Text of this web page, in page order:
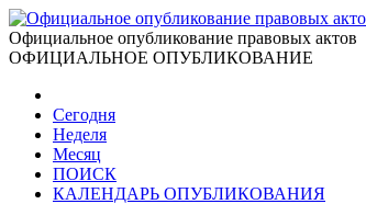
Официальное опубликование правовых актов
ОФИЦИАЛЬНОЕ ОПУБЛИКОВАНИЕ
Сегодня
Неделя
Месяц
ПОИСК
КАЛЕНДАРЬ ОПУБЛИКОВАНИЯ